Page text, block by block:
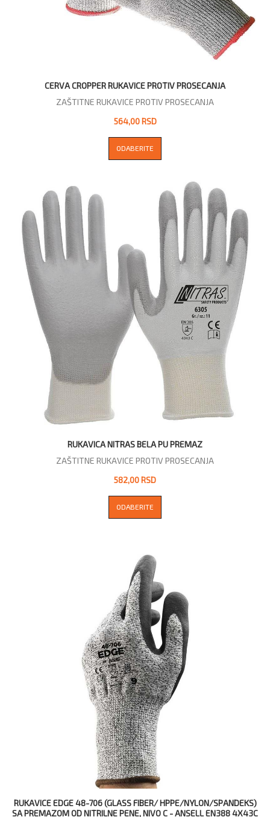
CERVA CROPPER RUKAVICE PROTIV PROSECANJA
ZAŠTITNE RUKAVICE PROTIV PROSECANJA
564,00 RSD
ODABERITE
RUKAVICA NITRAS BELA PU PREMAZ
ZAŠTITNE RUKAVICE PROTIV PROSECANJA
582,00 RSD
ODABERITE
RUKAVICE EDGE 48-706 (GLASS FIBER/ HPPE/NYLON/SPANDEKS)
SA PREMAZOM OD NITRILNE PENE, NIVO C - АNSELL EN388 4X43C